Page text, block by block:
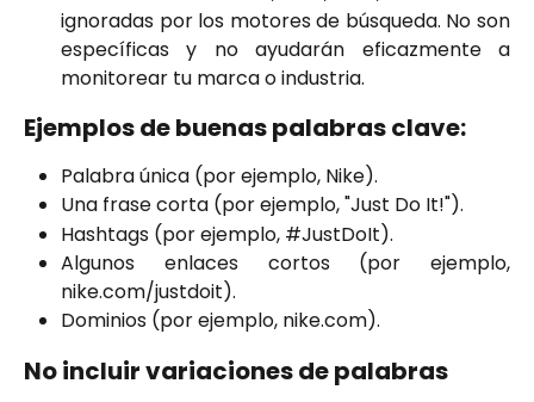
ignoradas por los motores de búsqueda. No son
específicas y no ayudarán eficazmente a
monitorear tu marca o industria.
Ejemplos de buenas palabras clave:
Palabra única (por ejemplo, Nike).
Una frase corta (por ejemplo, "Just Do It!").
Hashtags (por ejemplo, #JustDoIt).
Algunos enlaces cortos (por ejemplo,
nike.com/justdoit).
Dominios (por ejemplo, nike.com).
No incluir variaciones de palabras